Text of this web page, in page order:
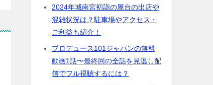
2024年城南宮初詣の屋台の出店や
混雑状況は？駐車場やアクセス・
ご利益も紹介！
プロデュース101ジャパンの無料
動画1話〜最終回の全話を見逃し配
信でフル視聴するには？